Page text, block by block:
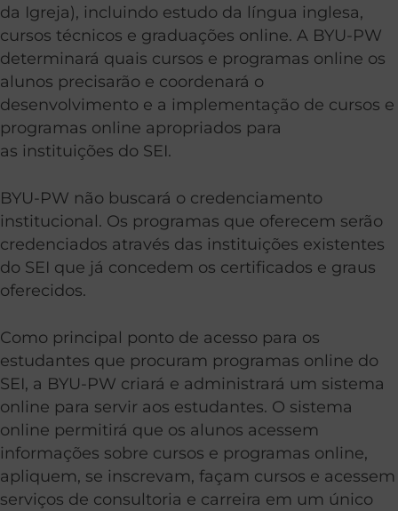
da Igreja), incluindo estudo da língua inglesa,
cursos técnicos e graduações online. A BYU-PW
determinará quais cursos e programas online os
alunos precisarão e coordenará o
desenvolvimento e a implementação de cursos e
programas online apropriados para
as instituições do SEI.
BYU-PW não buscará o credenciamento
institucional. Os programas que oferecem serão
credenciados através das instituições existentes
do SEI que já concedem os certificados e graus
oferecidos.
Como principal ponto de acesso para os
estudantes que procuram programas online do
SEI, a BYU-PW criará e administrará um sistema
online para servir aos estudantes. O sistema
online permitirá que os alunos acessem
informações sobre cursos e programas online,
apliquem, se inscrevam, façam cursos e acessem
serviços de consultoria e carreira em um único